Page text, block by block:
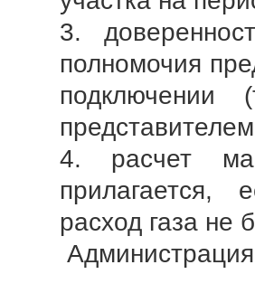
3.
полномочия
подключении
4. расчет
прилагается,
расход газа не